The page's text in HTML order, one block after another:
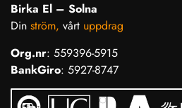
Birka El – Solna
Din ström, vårt uppdrag
Org.nr: 559396-5915
BankGiro: 5927-8747